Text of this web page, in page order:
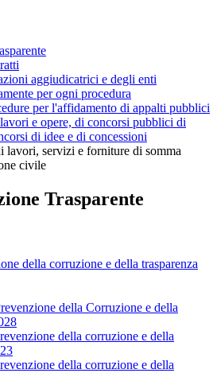
aggiudicatrici e degli enti
per ogni procedura
per l'affidamento di appalti pubblici
e opere, di concorsi pubblici di
di idee e di concessioni
lavori, servizi e forniture di somma
civile
Trasparente
della corruzione e della trasparenza
della Corruzione e della
della corruzione e della
della corruzione e della